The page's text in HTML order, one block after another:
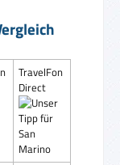
TravelFon
Direct